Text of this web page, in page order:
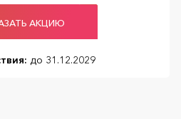
АКЦИЮ
до 31.12.2029